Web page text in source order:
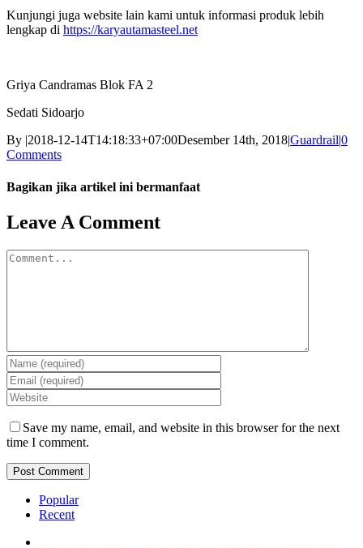
Kunjungi juga website lain kami untuk informasi produk lebih
lengkap di https://karyautamasteel.net
Griya Candramas Blok FA 2
Sedati Sidoarjo
By |2018-12-14T14:18:33+07:00Desember 14th, 2018|Guardrail|0
Comments
Bagikan jika artikel ini bermanfaat
Facebook
Twitter
Reddit
LinkedIn
WhatsApp
Tumblr
Pinterest
Vk
Email
Leave A Comment
Comment
Save my name, email, and website in this browser for the next
time I comment.
Popular
Recent